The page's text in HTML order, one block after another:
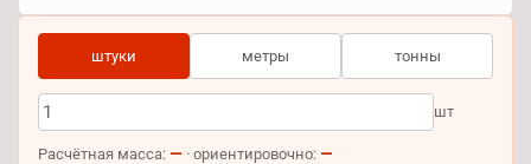
штуки метры тонны
шт
Расчётная масса: — · ориентировочно: —